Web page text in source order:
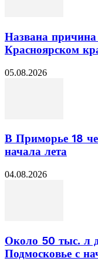
Названа
Красноярском
05.08.2026
В Приморье 18
начала лета
04.08.2026
Около 50 тыс. л
Подмосковье с